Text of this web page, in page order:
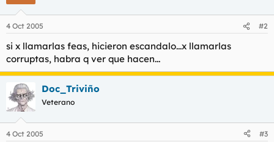
4 Oct 2005 #2
si x llamarlas feas, hicieron escandalo...x llamarlas
corruptas, habra q ver que hacen...
Doc_Triviño
Veterano
4 Oct 2005 #3